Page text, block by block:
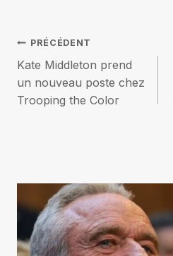
Navigation
de
l’article
PRÉCÉDENT
Kate Middleton prend
un nouveau poste chez
Trooping the Color